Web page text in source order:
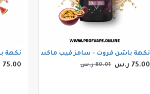
نكهة باشن فروت - سامز فيب ماكس باشن فروت
75.00 ر.س 80.01 ر.س
نكهة
75.00 ر.س